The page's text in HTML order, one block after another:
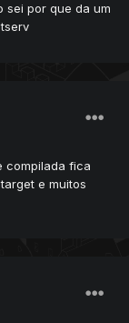
sei por que da um
compilada fica
e muitos